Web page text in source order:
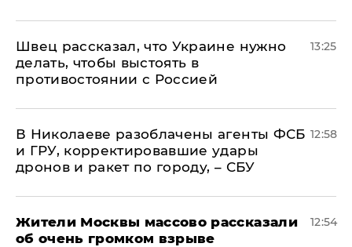
Швец рассказал, что Украине нужно
делать, чтобы выстоять в
противостоянии с Россией
13:25
В Николаеве разоблачены агенты ФСБ
и ГРУ, корректировавшие удары
дронов и ракет по городу, – СБУ
12:58
Жители Москвы массово рассказали
об очень громком взрыве
12:54